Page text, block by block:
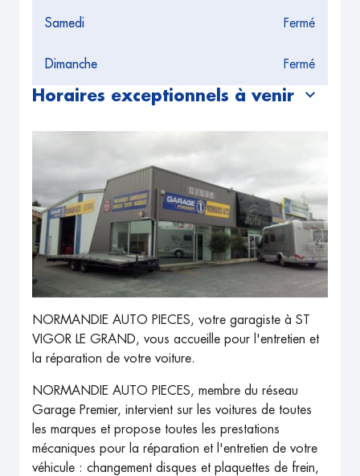
Samedi Fermé
Dimanche Fermé
Horaires exceptionnels à venir
NORMANDIE AUTO PIECES, votre garagiste à ST
VIGOR LE GRAND, vous accueille pour l'entretien et
la réparation de votre voiture.
NORMANDIE AUTO PIECES, membre du réseau
Garage Premier, intervient sur les voitures de toutes
les marques et propose toutes les prestations
mécaniques pour la réparation et l'entretien de votre
véhicule : changement disques et plaquettes de frein,